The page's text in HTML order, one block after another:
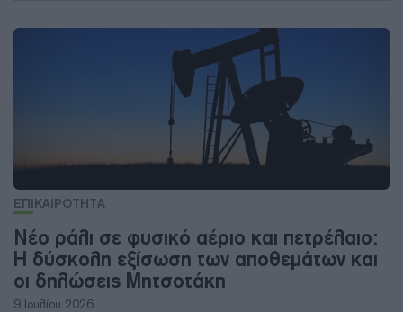
ΕΠΙΚΑΙΡΟΤΗΤΑ
Νέο ράλι σε φυσικό αέριο και πετρέλαιο:
Η δύσκολη εξίσωση των αποθεμάτων και
οι δηλώσεις Μητσοτάκη
9 Ιουλίου 2026